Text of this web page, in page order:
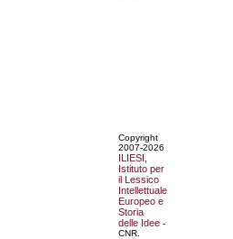
Copyright
2007-2026
ILIESI,
Istituto per
il Lessico
Intellettuale
Europeo e
Storia
delle Idee -
CNR.